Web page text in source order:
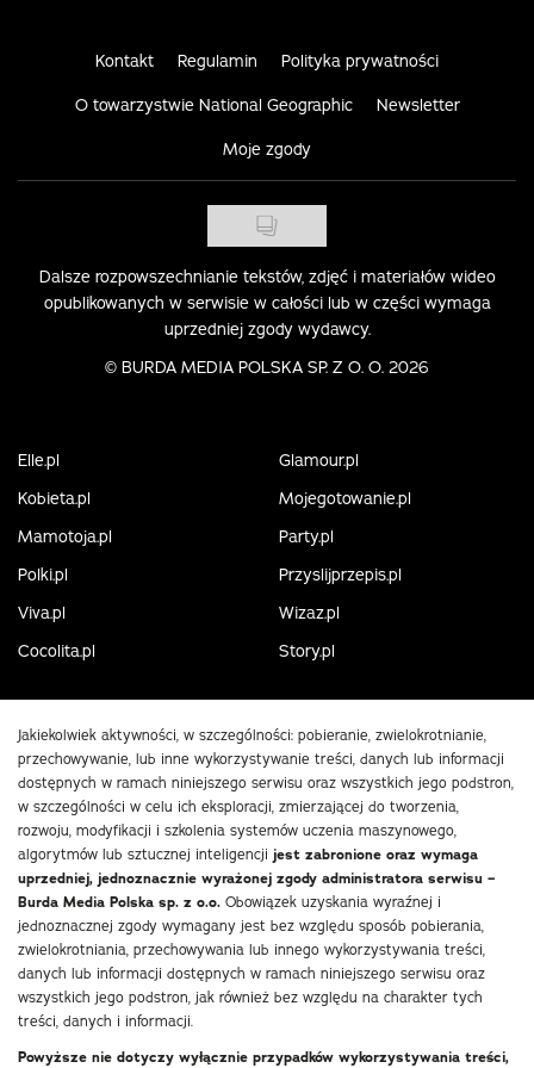
Kontakt Regulamin Polityka prywatności
O towarzystwie National Geographic Newsletter
Moje zgody
Dalsze rozpowszechnianie tekstów, zdjęć i materiałów wideo
opublikowanych w serwisie w całości lub w części wymaga
uprzedniej zgody wydawcy.
© BURDA MEDIA POLSKA SP. Z O. O. 2026
Elle.pl
Glamour.pl
Kobieta.pl
Mojegotowanie.pl
Mamotoja.pl
Party.pl
Polki.pl
Przyslijprzepis.pl
Viva.pl
Wizaz.pl
Cocolita.pl
Story.pl
Jakiekolwiek aktywności, w szczególności: pobieranie, zwielokrotnianie,
przechowywanie, lub inne wykorzystywanie treści, danych lub informacji
dostępnych w ramach niniejszego serwisu oraz wszystkich jego podstron,
w szczególności w celu ich eksploracji, zmierzającej do tworzenia,
rozwoju, modyfikacji i szkolenia systemów uczenia maszynowego,
algorytmów lub sztucznej inteligencji jest zabronione oraz wymaga
uprzedniej, jednoznacznie wyrażonej zgody administratora serwisu –
Burda Media Polska sp. z o.o. Obowiązek uzyskania wyraźnej i
jednoznacznej zgody wymagany jest bez względu sposób pobierania,
zwielokrotniania, przechowywania lub innego wykorzystywania treści,
danych lub informacji dostępnych w ramach niniejszego serwisu oraz
wszystkich jego podstron, jak również bez względu na charakter tych
treści, danych i informacji.
Powyższe nie dotyczy wyłącznie przypadków wykorzystywania treści,